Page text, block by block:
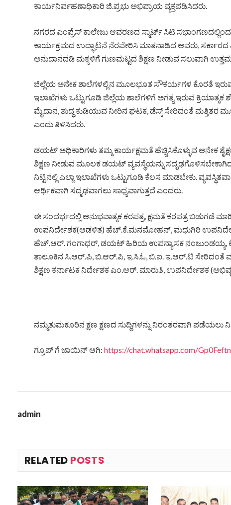
ಕಾರ್ಯನಿರ್ವಹಣಾಧಿಕಾರಿ ಜಿ.ಪ್ರಭು ಅಭಿಪ್ರಾಯ ವ್ಯಕ್ತಪಡಿಸಿದರು.
ನಗರದ ಎಂಪ್ರೆಸ್ ಕಾಲೇಜು ಆವರಣದ ಸ್ಮಾರ್ಟ್ ಸಿಟಿ
ಕಾರ್ಯಕ್ರಮದ ಉದ್ಘಾಟನೆ ನೆರವೇರಿಸಿ ಮಾತನಾಡಿದ ಅವರು,
ಅನುದಾನದಡಿ ಮಕ್ಕಳಿಗೆ ಗುಣಮಟ್ಟದ ಶಿಕ್ಷಣ ನೀಡುವ ಸಲುವಾಗಿ
ಜಿಲ್ಲೆಯ ಅನೇಕ ಶಾಲೆಗಳಲ್ಲಿನ ಮೂಲಭೂತ ಸೌಕರ್ಯಗಳ ಕೊರತೆ ಇರುವ
ಇಲಾಖೆಗಳು ಒಟ್ಟುಗೂಡಿ ಜಿಲ್ಲೆಯ ಶಾಲೆಗಳಿಗೆ ಅಗತ್ಯ ಇರುವ
ಮೈದಾನ, ಶುದ್ಧ ಕುಡಿಯುವ ನೀರಿನ ಘಟಕ, ಡೆಸ್ಕ್ ಸೇರಿದಂತೆ
ಎಂದು ತಿಳಿಸಿದರು.
ಡಯಟ್ ಅಧಿಕಾರಿಗಳು ತಮ್ಮ ಕಾರ್ಯಕ್ಷಮತೆ ಹೆಚ್ಚಿಸಿಕೊಳ್ಳುವ ಅನೇಕ
ಶಿಕ್ಷಣ ನೀಡುವ ಮೂಲಕ ಡಯಟ್ ವ್ಯವಸ್ಥೆಯನ್ನು
ನಿಟ್ಟಿನಲ್ಲಿ ಎಲ್ಲಾ ಇಲಾಖೆಗಳು ಒಟ್ಟುಗೂಡಿ ಕೆಲಸ ಮಾಡಬೇಕು.
ಆರ್ಥಿಕವಾಗಿ ಸದೃಢವಾಗಲು ಸಾಧ್ಯವಾಗುತ್ತದೆ ಎಂದರು.
ಈ ಸಂದರ್ಭದಲ್ಲಿ ಅನುಭವಾತ್ಮಕ ಕರಪತ್ರ, ಕ್ಷಮತೆ ಕರಪತ್ರ ಬಿಡುಗಡೆ
ಉಪನಿರ್ದೇಶಕ(ಆಡಳಿತ) ಹೆಚ್.ಕೆ.ಮನಮೋಹನ್, ಮಧುಗಿರಿ
ಹೆಚ್.ಆರ್. ಗಂಗಾಧರ್, ಡಯಟ್ ಹಿರಿಯ ಉಪನ್ಯಾಸಕ ನಂಜುಂಡಯ್ಯ,
ತಾಲೂಕಿನ ಸಿ.ಆರ್.ಪಿ, ಬಿ.ಆರ್.ಪಿ, ಇ.ಸಿ.ಓ, ಬಿ.ಐ. ಇ.ಆರ್.ಟಿ ಸೇರಿದಂತೆ
ಶಿಕ್ಷಣ ಕರ್ನಾಟಕ ನಿರ್ದೇಶಕ ಎಂ.ಆರ್. ಮಾರುತಿ, ಉಪನಿರ್ದೇಶಕ
ನಮ್ಮತುಮಕೂರಿನ ಕ್ಷಣ ಕ್ಷಣದ ಸುದ್ದಿಗಳನ್ನು ನಿರಂತರವಾಗಿ ಪಡೆಯಲು
ಗ್ರೂಪ್ ಗೆ ಜಾಯಿನ್ ಆಗಿ: https://chat.whatsapp.com/
admin
RELATED POSTS